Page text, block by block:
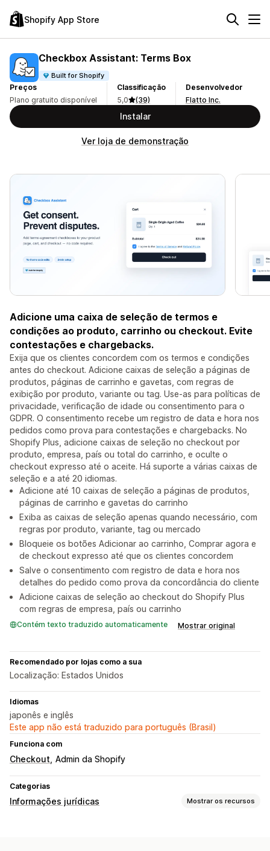
Shopify App Store
Checkbox Assistant: Terms Box
Built for Shopify
Preços
Plano gratuito disponível
Classificação
5,0
(39)
Desenvolvedor
Flatto Inc.
Instalar
Ver loja de demonstração
Adicione uma caixa de seleção de termos e
condições ao produto, carrinho ou checkout. Evite
contestações e chargebacks.
Exija que os clientes concordem com os termos e condições
antes do checkout. Adicione caixas de seleção a páginas de
produtos, páginas de carrinho e gavetas, com regras de
exibição por produto, variante ou tag. Use-as para políticas de
privacidade, verificação de idade ou consentimento para o
GDPR. O consentimento recebe um registro de data e hora nos
pedidos como prova para contestações e chargebacks. No
Shopify Plus, adicione caixas de seleção no checkout por
produto, empresa, país ou total do carrinho, e oculte o
checkout expresso até o aceite. Há suporte a várias caixas de
seleção e a até 20 idiomas.
Adicione até 10 caixas de seleção a páginas de produtos,
páginas de carrinho e gavetas do carrinho
Exiba as caixas de seleção apenas quando necessário, com
regras por produto, variante, tag ou mercado
Bloqueie os botões Adicionar ao carrinho, Comprar agora e
de checkout expresso até que os clientes concordem
Salve o consentimento com registro de data e hora nos
detalhes do pedido como prova da concordância do cliente
Adicione caixas de seleção ao checkout do Shopify Plus
com regras de empresa, país ou carrinho
Contém texto traduzido automaticamente Mostrar original
Recomendado por lojas como a sua
Localização: Estados Unidos
Idiomas
japonês e inglês
Este app não está traduzido para português (Brasil)
Funciona com
Checkout Admin da Shopify
Categorias
Informações jurídicas Mostrar os recursos